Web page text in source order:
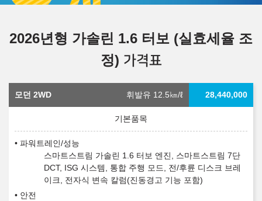
2026년형 가솔린 1.6 터보 (실효세율 조
정) 가격표
모던 2WD 휘발유 12.5㎞/ℓ 28,440,000
파워트레인/성능
스마트스트림 가솔린 1.6 터보 엔진, 스마트스트림 7단
DCT, ISG 시스템, 통합 주행 모드, 전/후륜 디스크 브레
이크, 전자식 변속 칼럼(진동경고 기능 포함)
안전